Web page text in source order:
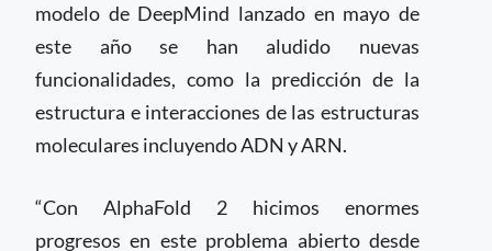
modelo de DeepMind lanzado en mayo de
este año se han aludido nuevas
funcionalidades, como la predicción de la
estructura e interacciones de las estructuras
moleculares incluyendo ADN y ARN.
“Con AlphaFold 2 hicimos enormes
progresos en este problema abierto desde